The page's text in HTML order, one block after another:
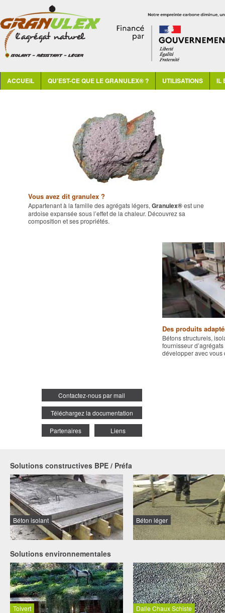
ALLER AU CONTENU PRINCIPAL
ALLER AU CONTENU SECONDAIRE
ACCUEIL QU’EST-CE QUE LE GRANULEX® ? UTILISATIONS IL
Vous avez dit granulex ?
Appartenant à la famille des agrégats légers,Granulex®est une
ardoise expansée sous l’effet de la chaleur. Découvrez sa
composition et ses propriétés.
Des produits
Bétons structurels,
fournisseur
développer avec vous
Contactez-nous par mail
Téléchargez la documentation
Partenaires Liens
Solutions constructives BPE / Préfa
Béton isolant Béton léger
Solutions environnementales
Toivert Dalle Chaux Schiste